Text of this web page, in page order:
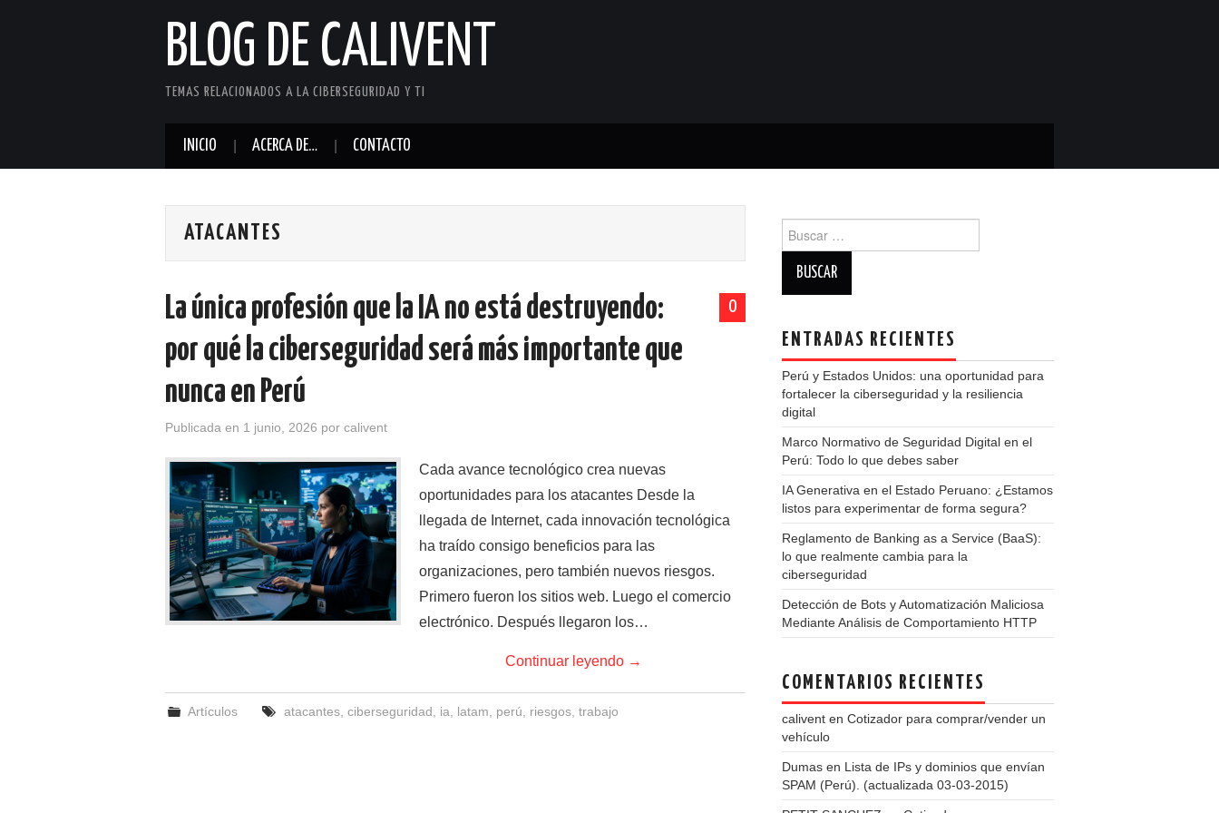
BLOG DE CALIVENT
TEMAS RELACIONADOS A LA CIBERSEGURIDAD Y TI
INICIO ACERCA DE… CONTACTO
ATACANTES
0
La única profesión que la IA no está destruyendo:
por qué la ciberseguridad será más importante que
nunca en Perú
Publicada en 1 junio, 2026 por calivent
Cada avance tecnológico crea nuevas
oportunidades para los atacantes Desde la
llegada de Internet, cada innovación tecnológica
ha traído consigo beneficios para las
organizaciones, pero también nuevos riesgos.
Primero fueron los sitios web. Luego el comercio
electrónico. Después llegaron los…
Continuar leyendo →
Artículos atacantes, ciberseguridad ia latam perú riesgos, trabajo
ENTRADAS RECIENTES
Perú y Estados Unidos: una oportunidad para
fortalecer la ciberseguridad y la resiliencia
digital
Marco Normativo de Seguridad Digital en el
Perú: Todo lo que debes saber
IA Generativa en el Estado Peruano: ¿Estamos
listos para experimentar de forma segura?
Reglamento de Banking as a Service (BaaS):
lo que realmente cambia para la
ciberseguridad
Detección de Bots y Automatización Maliciosa
Mediante Análisis de Comportamiento HTTP
COMENTARIOS RECIENTES
calivent en Cotizador para comprar/vender un
vehículo
Dumas en Lista de IPs y dominios que envían
SPAM (Perú). (actualizada 03-03-2015)